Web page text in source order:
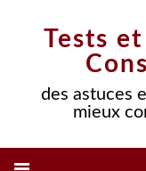
Tests
des astuces
mieux